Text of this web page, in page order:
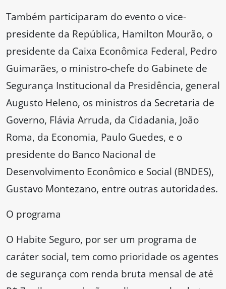
Também participaram do evento o vice-
presidente da República, Hamilton Mourão, o
presidente da Caixa Econômica Federal, Pedro
Guimarães, o ministro-chefe do Gabinete de
Segurança Institucional da Presidência, general
Augusto Heleno, os ministros da Secretaria de
Governo, Flávia Arruda, da Cidadania, João
Roma, da Economia, Paulo Guedes, e o
presidente do Banco Nacional de
Desenvolvimento Econômico e Social (BNDES),
Gustavo Montezano, entre outras autoridades.
O programa
O Habite Seguro, por ser um programa de
caráter social, tem como prioridade os agentes
de segurança com renda bruta mensal de até